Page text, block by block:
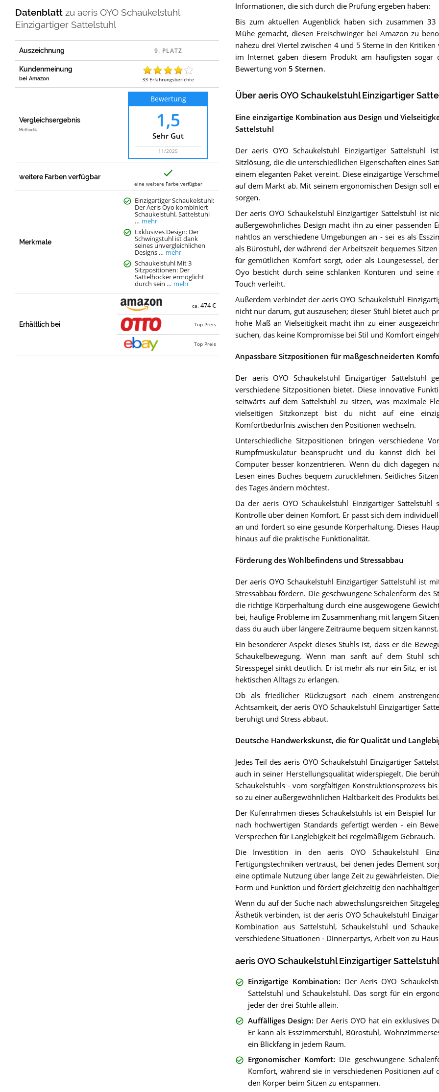
Datenblattzuaeris OYO Schaukelstuhl
Einzigartiger Sattelstuhl
Auszeichnung
Kundenmeinung
bei Amazon 33 Erfahrungsberichte
Vergleichsergebnis
Methodik
Bewertung
1,5
Sehr Gut
11/2025
weitere Farben verfügbar
eine weitere Farbe verfügbar
Merkmale
Einzigartiger Schaukelstuhl:
Der Aeris Oyo kombiniert
Schaukelstuhl, Sattelstuhl
… mehr
Exklusives Design: Der
Schwingstuhl ist dank
seines unvergleichlichen
Designs … mehr
Schaukelstuhl Mit 3
Sitzpositionen: Der
Sattelhocker ermöglicht
durch sein … mehr
Erhältlich bei
ca.474 €
Top Preis
Top Preis
Informationen, die sich durch die Prüfung ergeben haben:
Bis zum aktuellen Augenblick haben sich zusammen 33
Mühe gemacht, diesen Freischwinger bei Amazon zu
nahezu drei Viertel zwischen 4 und 5 Sterne in den
im Internet gaben diesem Produkt am häufigsten sogar
Bewertung von 5 Sternen.
Über aeris OYO Schaukelstuhl Einzigartiger
Eine einzigartige Kombination aus Design und
Sattelstuhl
Der aeris OYO Schaukelstuhl Einzigartiger
Sitzlösung, die die unterschiedlichen Eigenschaften eines
einem eleganten Paket vereint. Diese einzigartige
auf dem Markt ab. Mit seinem ergonomischen Design soll
sorgen.
Der aeris OYO Schaukelstuhl Einzigartiger Sattelstuhl ist
außergewöhnliches Design macht ihn zu einer passenden
nahtlos an verschiedene Umgebungen an - sei es als
als Bürostuhl, der während der Arbeitszeit bequemes
für gemütlichen Komfort sorgt, oder als Loungesessel,
Oyo besticht durch seine schlanken Konturen und
Touch verleiht.
Außerdem verbindet der aeris OYO Schaukelstuhl
nicht nur darum, gut auszusehen; dieser Stuhl bietet auch
hohe Maß an Vielseitigkeit macht ihn zu einer
suchen, das keine Kompromisse bei Stil und Komfort
Anpassbare Sitzpositionen für maßgeschneiderten
Der aeris OYO Schaukelstuhl Einzigartiger
verschiedene Sitzpositionen bietet. Diese innovative
seitwärts auf dem Sattelstuhl zu sitzen, was maximale
vielseitigen Sitzkonzept bist du nicht auf eine
Komfortbedürfnis zwischen den Positionen wechseln.
Unterschiedliche Sitzpositionen bringen
Rumpfmuskulatur beansprucht und du kannst dich
Computer besser konzentrieren. Wenn du dich dagegen
Lesen eines Buches bequem zurücklehnen. Seitliches
des Tages ändern möchtest.
Da der aeris OYO Schaukelstuhl Einzigartiger
Kontrolle über deinen Komfort. Er passt sich dem
an und fördert so eine gesunde Körperhaltung. Dieses
hinaus auf die praktische Funktionalität.
Förderung des Wohlbefindens und Stressabbau
Der aeris OYO Schaukelstuhl Einzigartiger Sattelstuhl ist
Stressabbau fördern. Die geschwungene Schalenform
die richtige Körperhaltung durch eine ausgewogene
bei, häufige Probleme im Zusammenhang mit langem
dass du auch über längere Zeiträume bequem sitzen kannst.
Ein besonderer Aspekt dieses Stuhls ist, dass er die
Schaukelbewegung. Wenn man sanft auf dem Stuhl
Stresspegel sinkt deutlich. Er ist mehr als nur ein Sitz, er
hektischen Alltags zu erlangen.
Ob als friedlicher Rückzugsort nach einem
Achtsamkeit, der aeris OYO Schaukelstuhl Einzigartiger
beruhigt und Stress abbaut.
Deutsche Handwerkskunst, die für Qualität und
Jedes Teil des aeris OYO Schaukelstuhl Einzigartiger
auch in seiner Herstellungsqualität widerspiegelt. Die
Schaukelstuhls - vom sorgfältigen Konstruktionsprozess
so zu einer außergewöhnlichen Haltbarkeit des Produkts bei.
Der Kufenrahmen dieses Schaukelstuhls ist ein Beispiel
nach hochwertigen Standards gefertigt werden - ein
Versprechen für Langlebigkeit bei regelmäßigem Gebrauch.
Die Investition in den aeris OYO Schaukelstuhl
Fertigungstechniken vertraust, bei denen jedes Element
eine optimale Nutzung über lange Zeit zu gewährleisten.
Form und Funktion und fördert gleichzeitig den
Wenn du auf der Suche nach abwechslungsreichen
Ästhetik verbinden, ist der aeris OYO Schaukelstuhl
Kombination aus Sattelstuhl, Schaukelstuhl und
verschiedene Situationen - Dinnerpartys, Arbeit von zu
aeris OYO Schaukelstuhl Einzigartiger
Einzigartige Kombination: Der Aeris OYO
Sattelstuhl und Schaukelstuhl. Das sorgt für ein
jeder der drei Stühle allein.
Auffälliges Design: Der Aeris OYO hat ein exklusives
Er kann als Esszimmerstuhl, Bürostuhl,
ein Blickfang in jedem Raum.
Ergonomischer Komfort: Die geschwungene
Komfort, während sie in verschiedenen Positionen auf
den Körper beim Sitzen zu entspannen.